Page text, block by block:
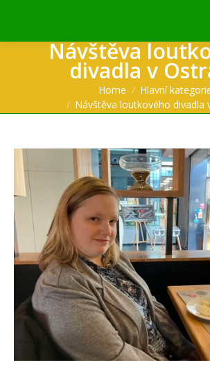
Návštěva
divadla v
Home
Hlavní
Návštěva loutkového divadla